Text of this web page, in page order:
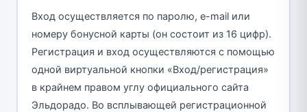
Вход осуществляется по паролю, e-mail или
номеру бонусной карты (он состоит из 16 цифр).
Регистрация и вход осуществляются с помощью
одной виртуальной кнопки «Вход/регистрация»
в крайнем правом углу официального сайта
Эльдорадо. Во всплывающей регистрационной